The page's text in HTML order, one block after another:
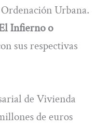
Urbana.
Infierno o
sus respectivas
de Vivienda
de euros